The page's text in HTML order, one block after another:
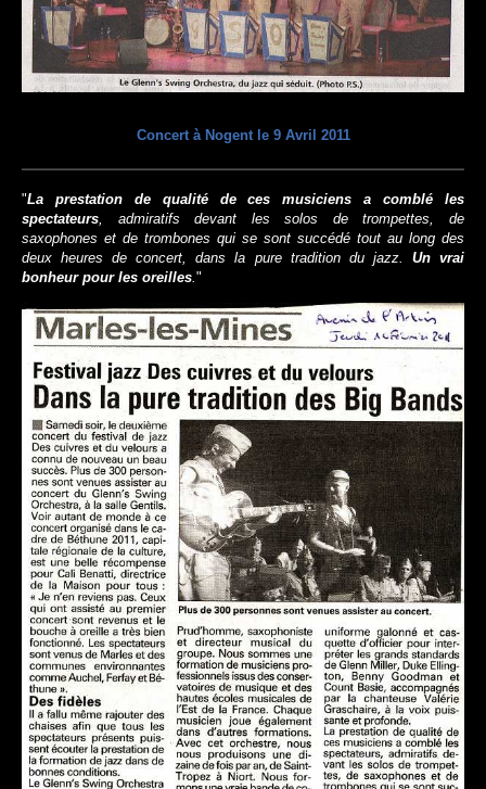
Concert à Nogent le 9 Avril 2011
"La prestation de qualité de ces musiciens a comblé les
spectateurs, admiratifs devant les solos de trompettes, de
saxophones et de trombones qui se sont succédé tout au long des
deux heures de concert, dans la pure tradition du jazz. Un vrai
bonheur pour les oreilles."